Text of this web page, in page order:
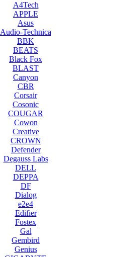
A4Tech
APPLE
Asus
Audio-Technica
BBK
BEATS
Black Fox
BLAST
Canyon
CBR
Corsair
Cosonic
COUGAR
Cowon
Creative
CROWN
Defender
Degauss Labs
DELL
DEPPA
DF
Dialog
e2e4
Edifier
Fostex
Gal
Gembird
Genius